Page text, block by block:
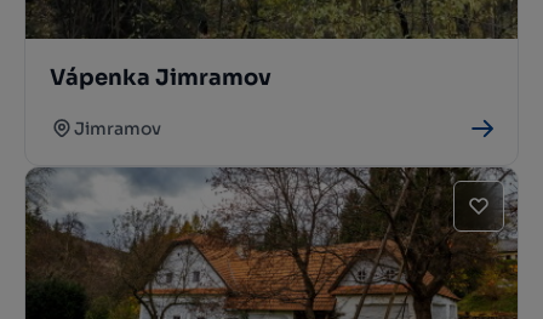
Vápenka Jimramov
Jimramov